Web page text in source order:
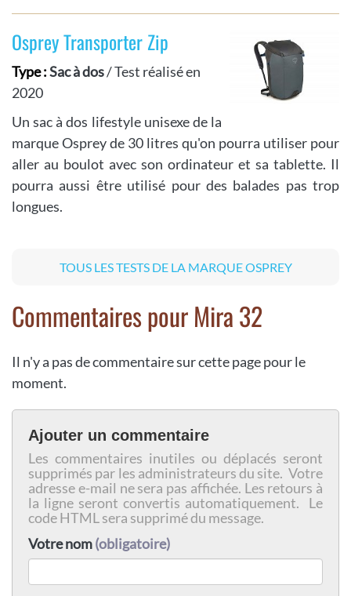
Osprey Transporter Zip
Type :Sac à dos/ Test réalisé en
2020
Un sac à dos lifestyle unisexe de la
marque Osprey de 30 litres qu'on pourra utiliser pour
aller au boulot avec son ordinateur et sa tablette. Il
pourra aussi être utilisé pour des balades pas trop
longues.
TOUS LES TESTS DE LA MARQUE OSPREY
Commentaires pour Mira 32
Il n'y a pas de commentaire sur cette page pour le
moment.
Ajouter un commentaire
Les commentaires inutiles ou déplacés seront
supprimés par les administrateurs du site. Votre
adresse e-mail ne sera pas affichée. Les retours à
la ligne seront convertis automatiquement. Le
code HTML sera supprimé du message.
Votre nom(obligatoire)